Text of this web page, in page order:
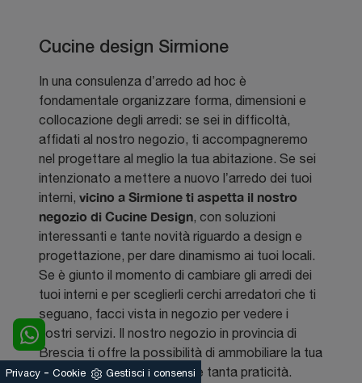
Cucine design Sirmione
In una consulenza d’arredo ad hoc è
fondamentale organizzare forma, dimensioni e
collocazione degli arredi: se sei in difficoltà,
affidati al nostro negozio, ti accompagneremo
nel progettare al meglio la tua abitazione. Se sei
intenzionato a mettere a nuovo l’arredo dei tuoi
interni, vicino a Sirmione ti aspetta il nostro
negozio di Cucine Design, con soluzioni
interessanti e tante novità riguardo a design e
progettazione, per dare dinamismo ai tuoi locali.
Se è giunto il momento di cambiare gli arredi dei
tuoi interni e per sceglierli cerchi arredatori che ti
seguano, facci vista in negozio per vedere i
nostri servizi. Il nostro negozio in provincia di
Brescia ti offre la possibilità di ammobiliare la tua
abitazione con buon gusto e tanta praticità.
Privacy - Cookie Gestisci i consensi